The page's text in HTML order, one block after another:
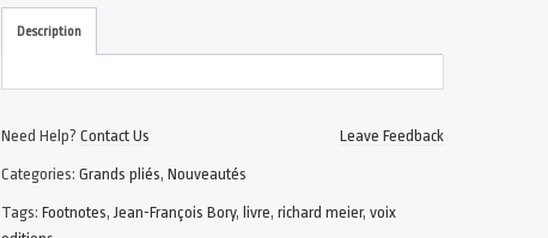
Description
Need Help?Contact Us Leave Feedback
Categories:Grands pliés,Nouveautés
Tags:Footnotes,Jean-François Bory, livre,richard meier,voix